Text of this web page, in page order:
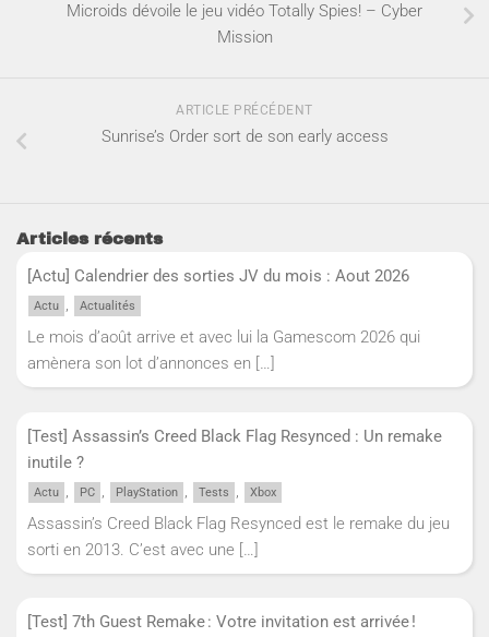
Microids dévoile le jeu vidéo Totally Spies! – Cyber
Mission
ARTICLE PRÉCÉDENT
Sunrise’s Order sort de son early access
Articles récents
[Actu] Calendrier des sorties JV du mois : Aout 2026
Actu , Actualités
Le mois d’août arrive et avec lui la Gamescom 2026 qui
amènera son lot d’annonces en […]
[Test] Assassin’s Creed Black Flag Resynced : Un remake
inutile ?
Actu , PC , PlayStation , Tests , Xbox
Assassin’s Creed Black Flag Resynced est le remake du jeu
sorti en 2013. C’est avec une […]
[Test] 7th Guest Remake : Votre invitation est arrivée !